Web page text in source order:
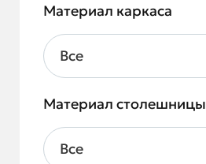
Материал каркаса
Все
Материал столешницы
Все